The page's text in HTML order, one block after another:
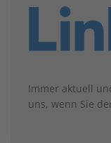
Immer aktuell
uns, wenn Sie